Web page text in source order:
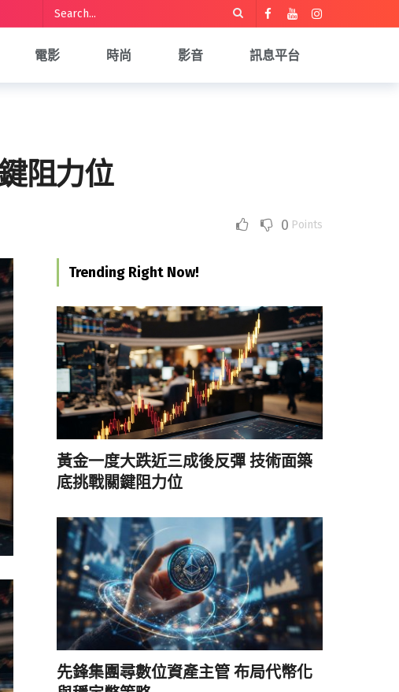
電影 時尚 影音 訊息平台
阻力位
0 Points
Trending Right Now!
黃金一度大跌近三成後反彈 技術面築
底挑戰關鍵阻力位
先鋒集團尋數位資產主管 布局代幣化